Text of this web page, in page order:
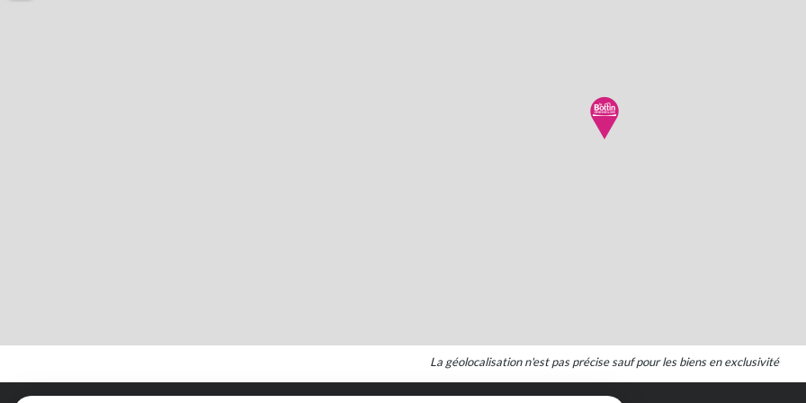
La géolocalisation n'est pas précise sauf pour les biens en exclusivité